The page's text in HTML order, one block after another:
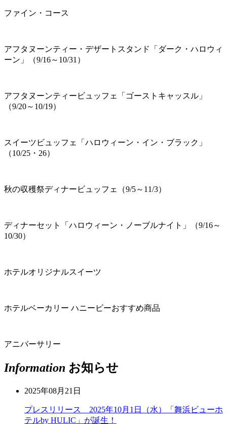
ファイン・コース
アフタヌーンティー・デザートスタンド「ダーク・ハロウィ
ーン」（9/16～10/31）
アフタヌーンティービュッフェ「ゴーストキャッスル」
（9/20～10/19）
スイーツビュッフェ「ハロウィーン・イン・ブラック」
（10/25・26）
秋の収穫祭ディナービュッフェ（9/5～11/3）
ディナーセット「ハロウィーン・ノーブルナイト」（9/16～
10/30）
ホテルオリジナルスイーツ
ホテルベーカリー ハニービーおすすめ商品
アニバーサリー
Information お知らせ
2025年08月21日
プレスリリース 2025年10月1日（水）「舞浜ビューホ
テルby HULIC」が誕生！